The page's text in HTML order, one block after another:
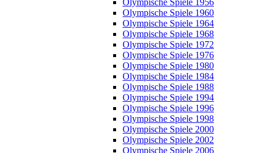
Olympische Spiele 1956
Olympische Spiele 1960
Olympische Spiele 1964
Olympische Spiele 1968
Olympische Spiele 1972
Olympische Spiele 1976
Olympische Spiele 1980
Olympische Spiele 1984
Olympische Spiele 1988
Olympische Spiele 1994
Olympische Spiele 1996
Olympische Spiele 1998
Olympische Spiele 2000
Olympische Spiele 2002
Olympische Spiele 2006